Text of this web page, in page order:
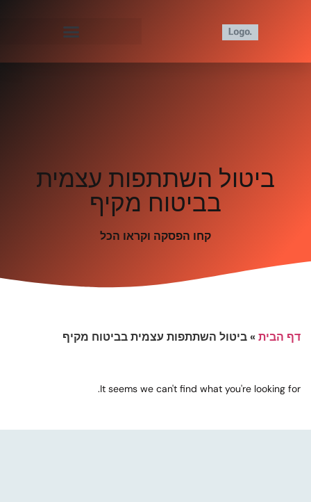
ביטול השתתפות עצמית
בביטוח מקיף
קחו הפסקה וקראו הכל
דף הבית»ביטול השתתפות עצמית בביטוח מקיף
It seems we can't find what you're looking for.